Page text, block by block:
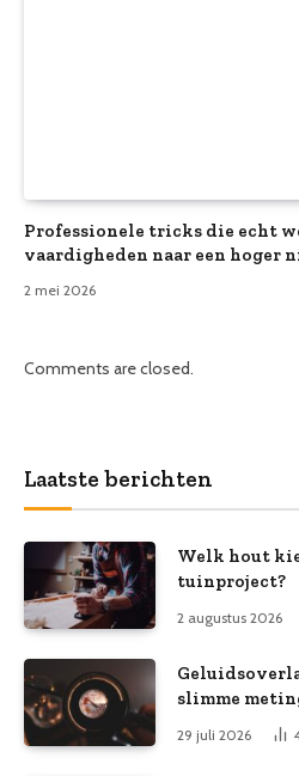
Professionele tricks die echt
vaardigheden naar een hoger
2 mei 2026
Comments are closed.
Laatste berichten
Welk hout
tuinproject?
2 augustus 2026
slimme
29 juli 2026